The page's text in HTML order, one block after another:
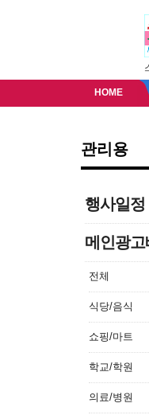
HOME
관리용
행사일정
메인광고
전체
식당/음식
쇼핑/마트
학교/학원
의료/병원